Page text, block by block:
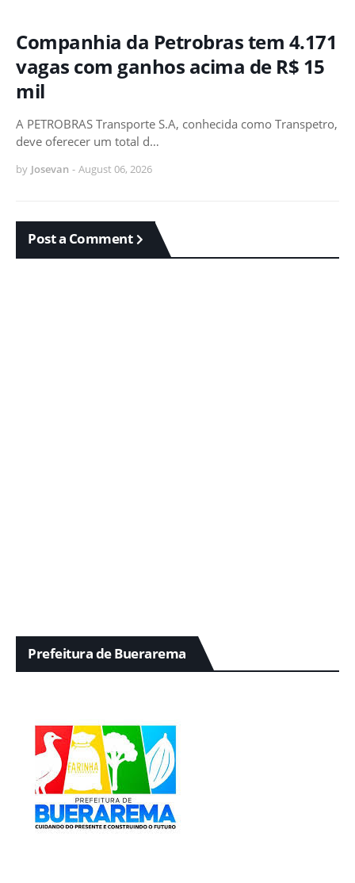
Companhia da Petrobras tem 4.171
vagas com ganhos acima de R$ 15
mil
A PETROBRAS Transporte S.A, conhecida como Transpetro,
deve oferecer um total d…
by Josevan - August 06, 2026
Post a Comment
Prefeitura de Buerarema